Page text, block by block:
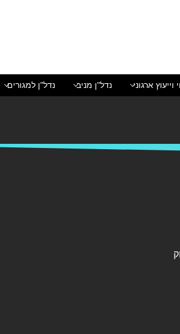
נדל"ן למגורים נדל"ן מניב וייעוץ ארגוני